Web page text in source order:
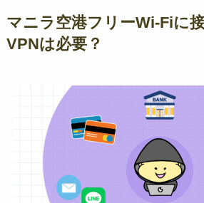
マニラ空港フリーWi-Fiに
VPNは必要？